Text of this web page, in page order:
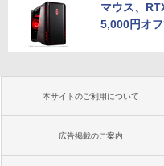
マウス、
5,000円オ
本サイトのご利用について
広告掲載のご案内